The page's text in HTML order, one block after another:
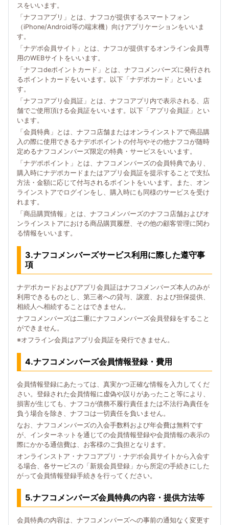
スをいいます。
「ナフコアプリ」とは、ナフコが提供するスマートフォン
（iPhone/Android等の端末機）向けアプリケーションをいいま
す。
「ナデポ会員サイト」とは、ナフコが提供するオンライン会員専
用のWEBサイトをいいます。
「ナフコdeポイントカード」とは、ナフコメンバーズに発行され
るポイントカードをいいます。以下「ナデポカード」といいま
す。
「ナフコアプリ会員証」とは、ナフコアプリ内で表示される、店
舗でご使用頂ける会員証をいいます。以下「アプリ会員証」とい
います。
「会員特典」とは、ナフコ店舗またはオンラインストアで商品購
入の際に使用できるナデポポイントの付与やその他ナフコが随時
定めるナフコメンバーズ限定の特典・サービスをいいます。
「ナデポポイント」とは、ナフコメンバーズの会員特典であり、
購入時にナデポカードまたはアプリ会員証を提示することで支払
方法・金額に応じて付与されるポイントをいいます。また、オン
ラインストアでログインをし、購入時にも同様のサービスを受け
れます。
「商品購買情報」とは、ナフコメンバーズのナフコ店舗およびオ
ンラインストアにおける商品購買履歴、その他の顧客管理に関わ
る情報をいいます。
3.ナフコメンバーズサービス利用に際した遵守事
項
ナデポカードおよびアプリ会員証はナフコメンバーズ本人のみが
利用できるものとし、第三者への貸与、譲渡、および担保提供、
相続人へ相続することはできません。
ナフコメンバーズは二重にナフコメンバーズ会員登録をすること
ができません。
※オフライン会員はアプリ会員証を発行できません。
4.ナフコメンバーズ会員情報登録・費用
会員情報登録にあたっては、真実かつ正確な情報を入力してくだ
さい。登録された会員情報に虚偽や誤りがあったこと等により、
損害が生じても、ナフコが債務不履行責任または不法行為責任を
負う場合を除き、ナフコは一切責任を負いません。
なお、ナフコメンバーズの入会手数料および年会費は無料です
が、インターネットを通じての会員情報登録や会員情報の表示の
際にかかる通信費は、お客様のご負担となります。
オンラインストア・ナフコアプリ・ナデポ会員サイトから入会す
る場合、各サービスの「新規会員登録」から所定の手続きにした
がって会員情報登録手続きを行ってください。
5.ナフコメンバーズ会員特典の内容・提供方法等
会員特典の内容は、ナフコメンバーズへの事前の通知なく変更す